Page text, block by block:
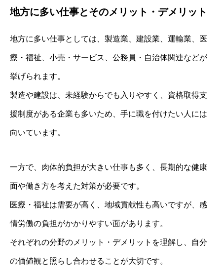
地方に多い仕事とそのメリット・デメリット
地方に多い仕事としては、製造業、建設業、運輸業、医
療・福祉、小売・サービス、公務員・自治体関連などが
挙げられます。
製造や建設は、未経験からでも入りやすく、資格取得支
援制度がある企業も多いため、手に職を付けたい人には
向いています。
一方で、肉体的負担が大きい仕事も多く、長期的な健康
面や働き方を考えた対策が必要です。
医療・福祉は需要が高く、地域貢献性も高いですが、感
情労働の負担がかかりやすい面があります。
それぞれの分野のメリット・デメリットを理解し、自分
の価値観と照らし合わせることが大切です。